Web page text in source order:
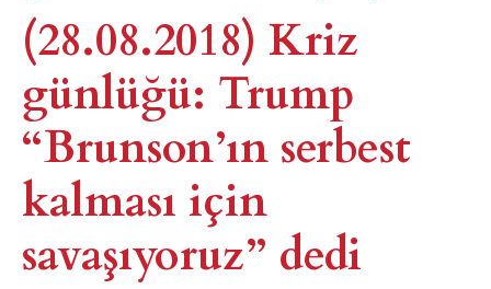
(28.08.2018) Kriz
günlüğü: Trump
“Brunson’ın serbest
kalması için
savaşıyoruz” dedi